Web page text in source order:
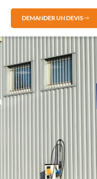
DEMANDER UN DEVIS